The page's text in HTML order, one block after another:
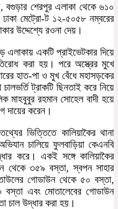
বগুড়ার শেরপুর এলাকা থেকে ৬১০
মেট্রো-ট ১২-৫০৫৮ নম্বরের
উদ্দেশ্যে রওনা দেয়।
এলাকায় একটি প্রাইভেটকার দিয়ে
করা হয়। পরে অস্ত্রের মুখে
হাত-পা ও মুখ বেঁধে মহাসড়কের
ট্রাকটি ছিনতাই করে নিয়ে
মাহবুবুর রহমান সোহেল বাদী হয়ে
দায়ের করেন।
ভিত্তিতে কালিয়াকৈর থানা
চালিয়ে ফুলবাড়িয়া কেএনবি
করে। একই সঙ্গে কালিয়াকৈর
থেকে ৩৫৯ বস্তা, স্বপন সাহার
গোডাউন থেকে ৫০ বস্তা,
বস্তা এবং মোতালেবের গোডাউন
চাল উদ্ধার করা হয়।